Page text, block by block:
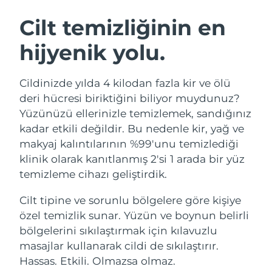
Cilt temizliğinin en
hijyenik yolu.
Cildinizde yılda 4 kilodan fazla kir ve ölü
deri hücresi biriktiğini biliyor muydunuz?
Yüzünüzü ellerinizle temizlemek, sandığınız
kadar etkili değildir. Bu nedenle kir, yağ ve
makyaj kalıntılarının %99'unu temizlediği
klinik olarak kanıtlanmış 2'si 1 arada bir yüz
temizleme cihazı geliştirdik.
Cilt tipine ve sorunlu bölgelere göre kişiye
özel temizlik sunar. Yüzün ve boynun belirli
bölgelerini sıkılaştırmak için kılavuzlu
masajlar kullanarak cildi de sıkılaştırır.
Hassas. Etkili. Olmazsa olmaz.
LUNA™ 4 seti
Anti-aging massage
LUNA™ 4 Plus
Massage, LED heating
LUNA™ 4 Men
For men, anti-aging massage
BEAR™ 2 seti
Microcurrent toning
BEAR™ 2 go
Microcurrent toning on-the-go
BEAR™ 2 eyes & lips
Microcurrent line smoothing device
Nemlendirme
UFO™ 3 seti
Deep facial hydration
UFO™ 3 LED
Near-infrared and red light therapy
device
Ağız bakımı
issa™ 4
Hybrid silicone sonic toothbrush
issa™ 4 plus
Smart hybrid silicone sonic toothbrush
FAQ™ YAŞLANMA KARŞITI BAKIM
Yaşlanma karşıtı LED bakım
NEW
Avustralya
Avusturya
Tahmini teslim tarihi
09/08/2026
Bahreyn
Tahmini teslim tarihi
10/08/2026
Belçika
Tahmini teslim tarihi
Bermuda
Tahmini teslim tarihi
15/08/2026
Bosna-Hersek
Tahmini teslim tarihi
12/08/2026
Tahmini teslim tarihi